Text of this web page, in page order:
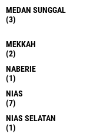
MEDAN SUNGGAL
(3)
MEKKAH
(2)
NABERIE
(1)
NIAS
(7)
NIAS SELATAN
(1)